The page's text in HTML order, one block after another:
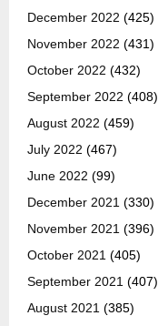
December 2022 (425)
November 2022 (431)
October 2022 (432)
September 2022 (408)
August 2022 (459)
July 2022 (467)
June 2022 (99)
December 2021 (330)
November 2021 (396)
October 2021 (405)
September 2021 (407)
August 2021 (385)